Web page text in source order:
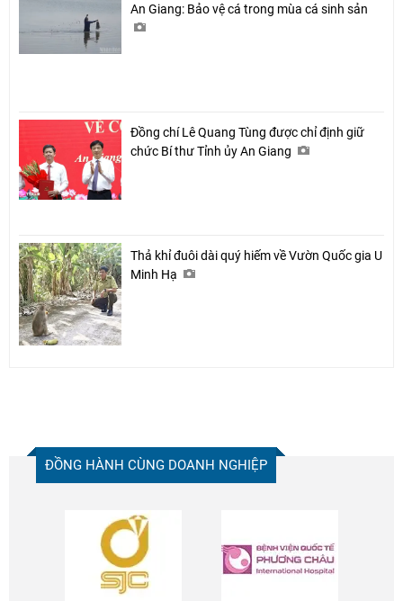
An Giang: Bảo vệ cá trong mùa cá sinh sản
Đồng chí Lê Quang Tùng được chỉ định giữ
chức Bí thư Tỉnh ủy An Giang
Thả khỉ đuôi dài quý hiếm về Vườn Quốc gia U
Minh Hạ
ĐỒNG HÀNH CÙNG DOANH NGHIỆP